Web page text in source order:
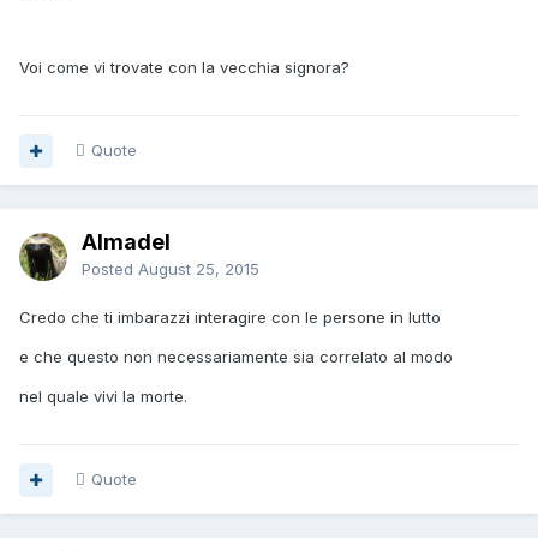
Voi come vi trovate con la vecchia signora?
Quote
Almadel
Posted August 25, 2015
Credo che ti imbarazzi interagire con le persone in lutto
e che questo non necessariamente sia correlato al modo
nel quale vivi la morte.
Quote